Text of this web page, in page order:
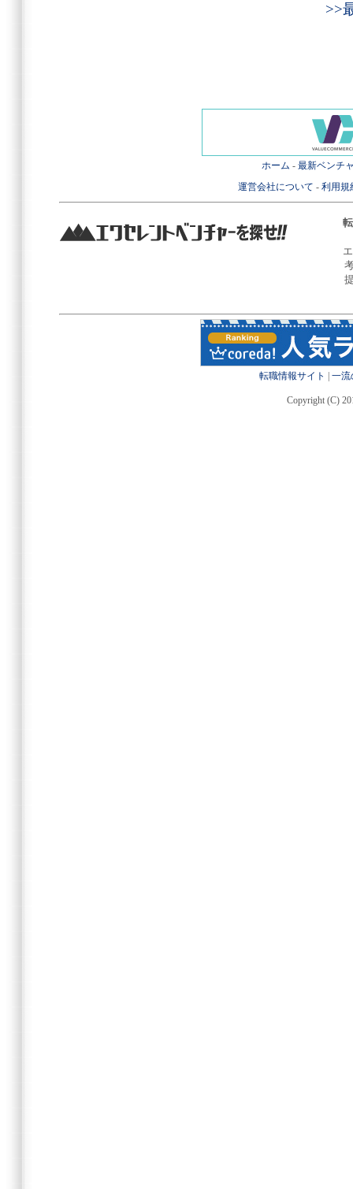
>>
ホーム - 最新ベンチ
運営会社について - 利用規
転職情報サイト |一流
Copyright (C)